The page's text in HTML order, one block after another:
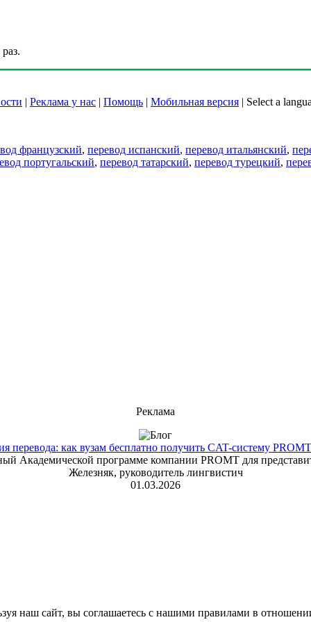
| Реклама у нас | Помощь | Мобильная версия | Select a
французский, перевод испанский, перевод итальянский,
португальский, перевод татарский, перевод турецкий,
Реклама
перевода: как вузам бесплатно получить CAT-систему
Академической программе компании PROMT для
Железняк, руководитель лингвистич
01.03.2026
наш сайт, вы соглашаетесь с нашими правилами в